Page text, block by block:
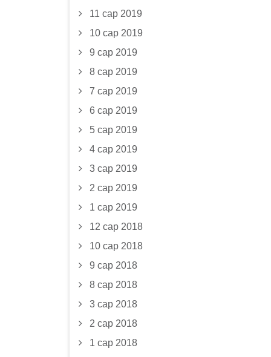
11 сар 2019
10 сар 2019
9 сар 2019
8 сар 2019
7 сар 2019
6 сар 2019
5 сар 2019
4 сар 2019
3 сар 2019
2 сар 2019
1 сар 2019
12 сар 2018
10 сар 2018
9 сар 2018
8 сар 2018
3 сар 2018
2 сар 2018
1 сар 2018